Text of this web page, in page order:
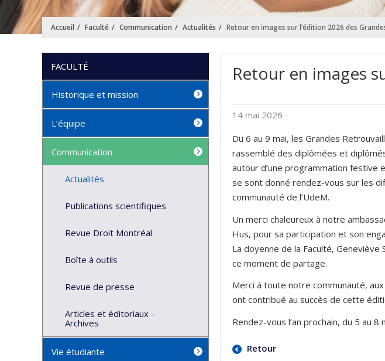
Accueil Faculté Communication Actualités Retour en images sur l’édition 2026 des
Retour en images
14 mai 2026
Du 6 au 9 mai, les Grandes
rassemblé des diplômées et
autour d’une programmation festive
se sont donné rendez-vous sur les
communauté de l’UdeM.
Un merci chaleureux à notre
Hus, pour sa participation et son
La doyenne de la Faculté,
ce moment de partage.
Merci à toute notre communauté,
ont contribué au succès de cette
Rendez-vous l’an prochain, du 5 au 8
Retour
FACULTÉ
Historique et mission
L’équipe
Communication
Actualités
Publications scientifiques
Revue Droit Montréal
Boîte à outils
Revue de presse
Articles et éditoriaux –
Archives
Vie étudiante